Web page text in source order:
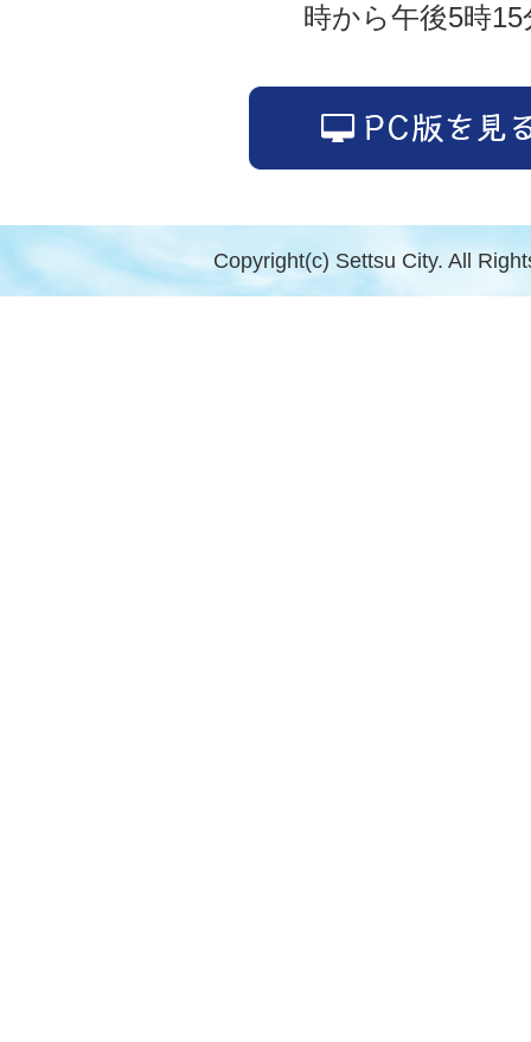
時から午後5時15
Copyright(c) Settsu City. All